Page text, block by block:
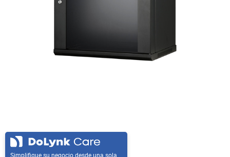
Simplifique su negocio desde una sola